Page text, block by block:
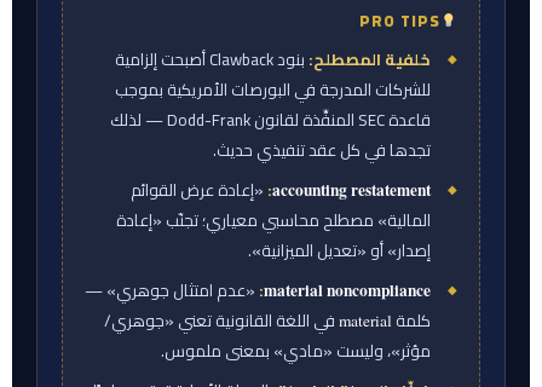
ورقة المترجم — الترجمة النموذجية
استرداد الأجر.يخضع أي أجر مدفوع للمدير التنفيذي
لحق الشركة في الاسترداد، ويلتزم المدير التنفيذي
بردّه، وذلك: (أ) إذا كان هذا الاسترداد والرد واجبًا
بمقتضى القانون المعمول به؛ أو (ب) إذا أُلزمت
الشركة — سواء في السنة التي دُفع فيها ذلك
بإعداد إعادة عرض محاسبية لقوائمها المالية بسبب
عدم امتثال جوهري من الشركة لأي متطلب من
متطلبات الإفصاح المالي بموجب قوانين الأوراق
PRO TIPS
خلفية المصطلح:
بنود Clawback أصبحت إلزامية
للشركات المدرجة في البورصات الأمريكية بموجب
قاعدة SEC المنفِّذة لقانون Dodd-Frank — لذلك
تجدها في كل عقد تنفيذي حديث.
accounting restatement
: «إعادة عرض القوائم
المالية» مصطلح محاسبي معياري؛ تجنّب «إعادة
إصدار» أو «تعديل الميزانية».
material noncompliance
: «عدم امتثال جوهري» —
كلمة material في اللغة القانونية تعني «جوهري/
مؤثر»، وليست «مادي» بمعنى ملموس.